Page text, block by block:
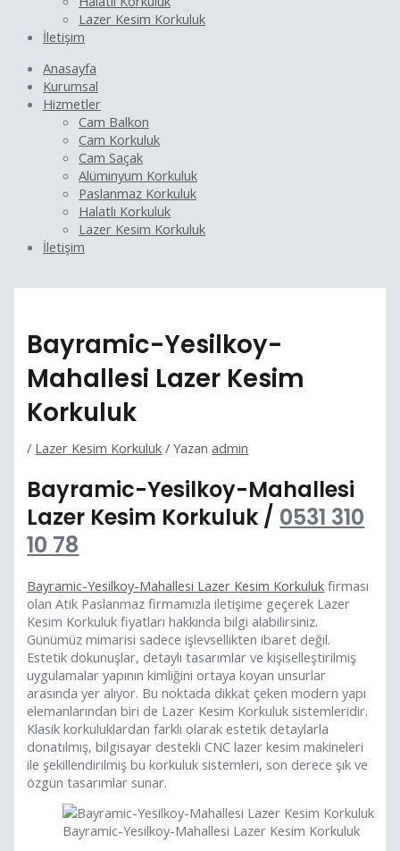
Lazer Kesim Korkuluk
İletişim
Anasayfa
Kurumsal
Hizmetler
Cam Balkon
Cam Korkuluk
Cam Saçak
Alüminyum Korkuluk
Paslanmaz Korkuluk
Halatlı Korkuluk
Lazer Kesim Korkuluk
İletişim
Bayramic-Yesilkoy-
Mahallesi Lazer Kesim
Korkuluk
/ Lazer Kesim Korkuluk / Yazan admin
Bayramic-Yesilkoy-Mahallesi
Lazer Kesim Korkuluk / 0531 310
10 78
Bayramic-Yesilkoy-Mahallesi Lazer Kesim Korkuluk firması
olan Atik Paslanmaz firmamızla iletişime geçerek Lazer
Kesim Korkuluk fiyatları hakkında bilgi alabilirsiniz.
Günümüz mimarisi sadece işlevsellikten ibaret değil.
Estetik dokunuşlar, detaylı tasarımlar ve kişiselleştirilmiş
uygulamalar yapının kimliğini ortaya koyan unsurlar
arasında yer alıyor. Bu noktada dikkat çeken modern yapı
elemanlarından biri de Lazer Kesim Korkuluk sistemleridir.
Klasik korkuluklardan farklı olarak estetik detaylarla
donatılmış, bilgisayar destekli CNC lazer kesim makineleri
ile şekillendirilmiş bu korkuluk sistemleri, son derece şık ve
özgün tasarımlar sunar.
Bayramic-Yesilkoy-Mahallesi Lazer Kesim Korkuluk